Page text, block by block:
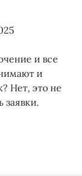
и все
и
Нет, это не
заявки.